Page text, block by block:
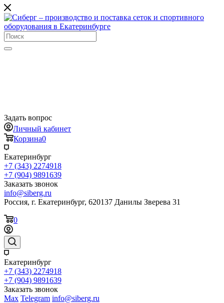
Задать вопрос
Личный кабинет
Корзина0
Екатеринбург
+7 (343) 2274918
+7 (904) 9891639
Заказать звонок
info@siberg.ru
Россия, г. Екатеринбург, 620137 Данилы Зверева 31
0
Екатеринбург
+7 (343) 2274918
+7 (904) 9891639
Заказать звонок
Max Telegram info@siberg.ru